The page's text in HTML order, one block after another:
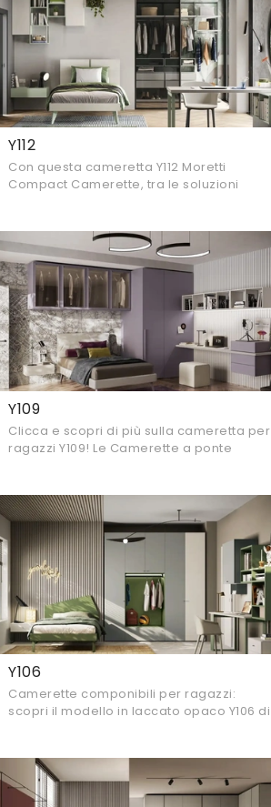
Y112
Con questa cameretta Y112 Moretti
Compact Camerette, tra le soluzioni
Y109
Clicca e scopri di più sulla cameretta per
ragazzi Y109! Le Camerette a ponte
Y106
Camerette componibili per ragazzi:
scopri il modello in laccato opaco Y106 di